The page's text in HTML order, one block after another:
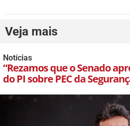
Veja mais
Notícias
“Rezamos que o Senado
do PI sobre PEC da